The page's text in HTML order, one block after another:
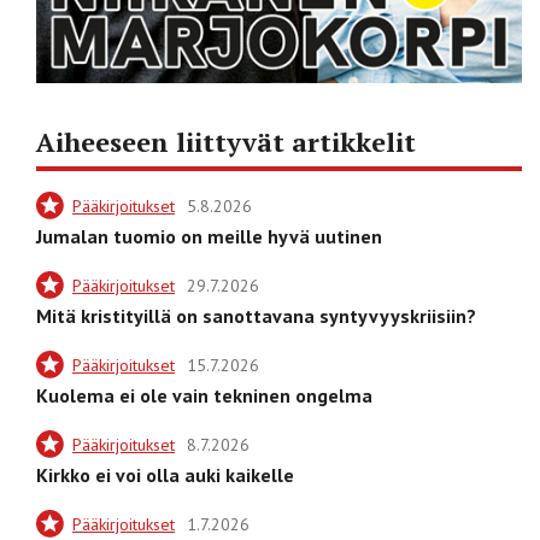
Aiheeseen liittyvät artikkelit
Pääkirjoitukset 5.8.2026
Jumalan tuomio on meille hyvä uutinen
Pääkirjoitukset 29.7.2026
Mitä kristityillä on sanottavana syntyvyyskriisiin?
Pääkirjoitukset 15.7.2026
Kuolema ei ole vain tekninen ongelma
Pääkirjoitukset 8.7.2026
Kirkko ei voi olla auki kaikelle
Pääkirjoitukset 1.7.2026